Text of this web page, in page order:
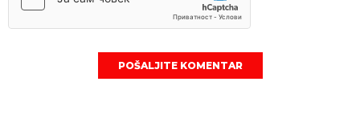
POŠALJITE KOMENTAR